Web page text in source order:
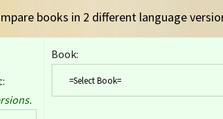
books in 2 different language
Book: